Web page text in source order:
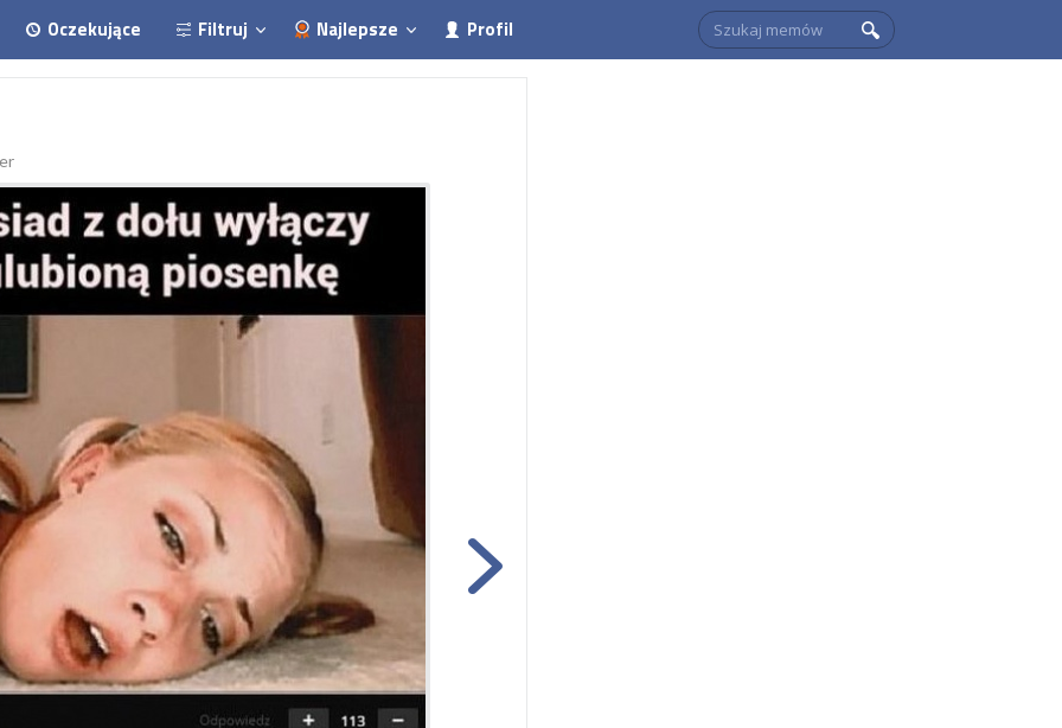
Oczekujące Filtruj Najlepsze Profil